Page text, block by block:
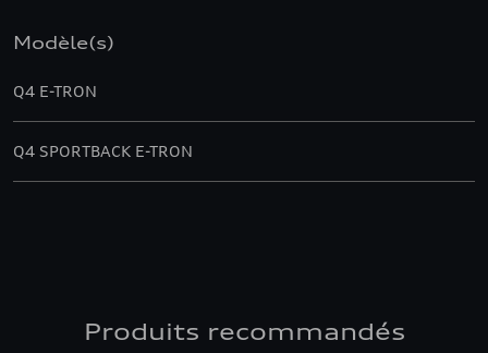
Modèle(s)
Q4 E-TRON
Q4 SPORTBACK E-TRON
Produits recommandés